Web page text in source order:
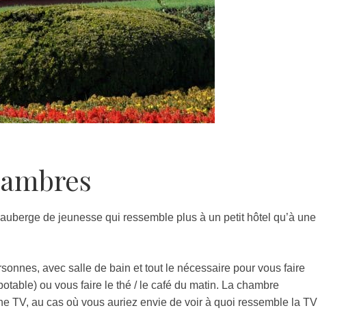
de jeunesse qui ressemble plus à un petit hôtel qu’à une
avec salle de bain et tout le nécessaire pour vous faire
ou vous faire le thé / le café du matin. La chambre
TV, au cas où vous auriez envie de voir à quoi ressemble la TV